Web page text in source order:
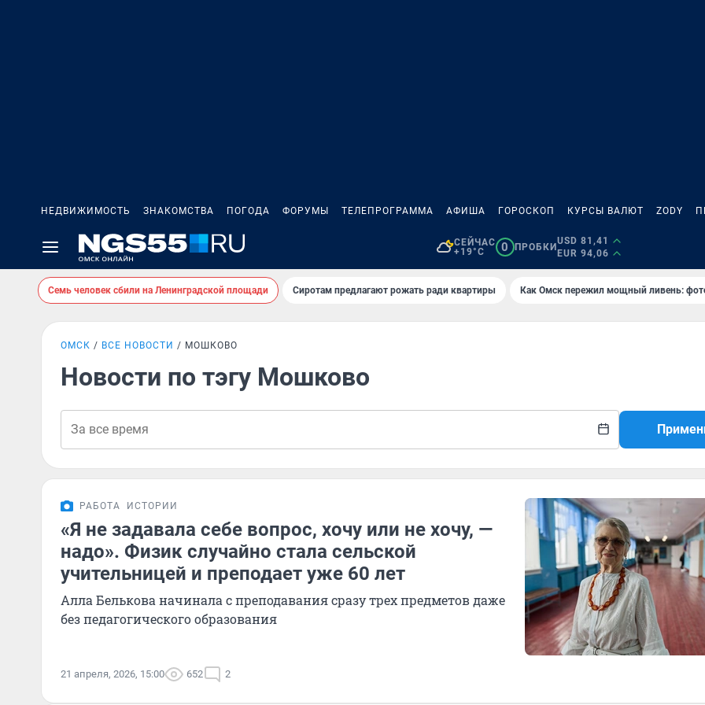
НЕДВИЖИМОСТЬ ЗНАКОМСТВА ПОГОДА ФОРУМЫ ТЕЛЕПРОГРАММА АФИША ГОРОСКОП КУРСЫ ВАЛЮТ ZODY
СЕЙЧАС
+19°C
0 ПРОБКИ
USD 81,41
EUR 94,06
Семь человек сбили на Ленинградской площади Сиротам предлагают рожать ради квартиры Как Омск пережил мощный ливень:
ОМСК ВСЕ НОВОСТИ МОШКОВО
Новости по тэгу Мошково
РАБОТА ИСТОРИИ
«Я не задавала себе вопрос, хочу или не хочу, —
надо». Физик случайно стала сельской
учительницей и преподает уже 60 лет
Алла Белькова начинала с преподавания сразу трех предметов даже
без педагогического образования
21 апреля, 2026, 15:00 652 2